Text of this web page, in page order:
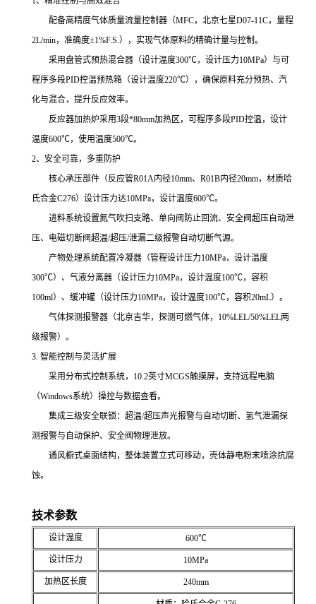
配备高精度气体质量流量控制器（MFC，北京七星D07-11C，量程
2L/min，准确度±1%F.S.），实现气体原料的精确计量与控制。
采用盘管式预热混合器（设计温度300℃，设计压力10MPa）与可
程序多段PID控温预热箱（设计温度220℃），确保原料充分预热、汽
化与混合，提升反应效率。
反应器加热炉采用3段*80mm加热区，可程序多段PID控温，设计
温度600℃，使用温度500℃。
2、安全可靠，多重防护
核心承压部件（反应管R01A内径10mm、R01B内径20mm，材质哈
氏合金C276）设计压力达10MPa，设计温度600℃。
进料系统设置氮气吹扫支路、单向阀防止回流、安全阀超压自动泄
压、电磁切断阀超温/超压/泄漏二级报警自动切断气源。
产物处理系统配置冷凝器（管程设计压力10MPa，设计温度
300℃）、气液分离器（设计压力10MPa，设计温度100℃，容积
100ml）、缓冲罐（设计压力10MPa，设计温度100℃，容积20mL）。
气体探测报警器（北京吉华，探测可燃气体，10%LEL/50%LEL两
级报警）。
3. 智能控制与灵活扩展
采用分布式控制系统，10.2英寸MCGS触摸屏，支持远程电脑
（Windows系统）操控与数据查看。
集成三级安全联锁：超温/超压声光报警与自动切断、氢气泄漏探
测报警与自动保护、安全阀物理泄放。
通风橱式桌面结构，整体装置立式可移动，壳体静电粉末喷涂抗腐
蚀。
技术参数
设计温度 600℃
设计压力 10MPa
加热区长度 240mm